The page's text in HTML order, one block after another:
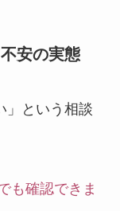
安の実態
」という相談
も確認できま